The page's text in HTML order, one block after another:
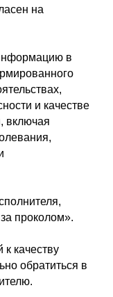
на
в
и качестве
включая
проколом».
качеству
обратиться в